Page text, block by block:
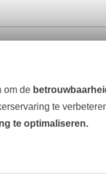
past er bij
om de
te
te optimaliseren.